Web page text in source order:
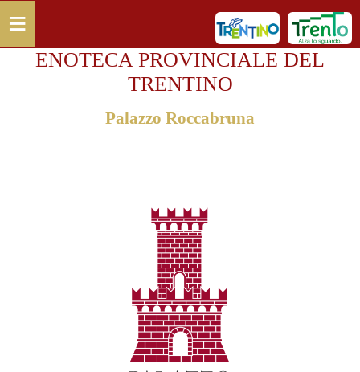
≡
ENOTECA PROVINCIALE DEL
TRENTINO
Palazzo Roccabruna